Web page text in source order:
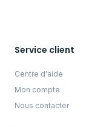
Service client
Centre d'aide
Mon compte
Nous contacter